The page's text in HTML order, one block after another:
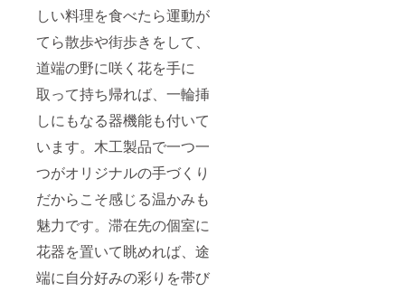
しい料理を食べたら運動が
てら散歩や街歩きをして、
道端の野に咲く花を手に
取って持ち帰れば、一輪挿
しにもなる器機能も付いて
います。木工製品で一つ一
つがオリジナルの手づくり
だからこそ感じる温かみも
魅力です。滞在先の個室に
花器を置いて眺めれば、途
端に自分好みの彩りを帯び